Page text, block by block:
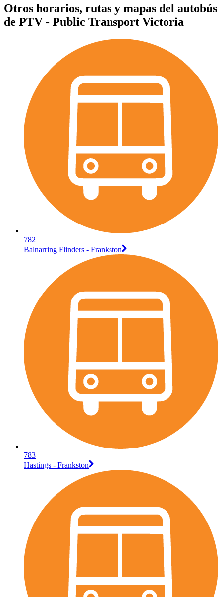
Otros horarios, rutas y mapas del autobús
de PTV - Public Transport Victoria
782
Balnarring Flinders - Frankston
783
Hastings - Frankston